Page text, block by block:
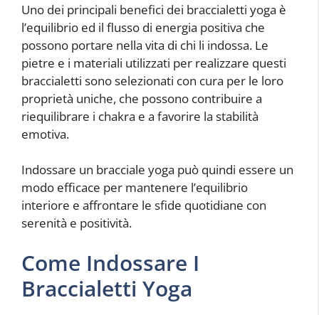
Uno dei principali benefici dei braccialetti yoga è
l’equilibrio ed il flusso di energia positiva che
possono portare nella vita di chi li indossa. Le
pietre e i materiali utilizzati per realizzare questi
braccialetti sono selezionati con cura per le loro
proprietà uniche, che possono contribuire a
riequilibrare i chakra e a favorire la stabilità
emotiva.
Indossare un bracciale yoga può quindi essere un
modo efficace per mantenere l’equilibrio
interiore e affrontare le sfide quotidiane con
serenità e positività.
Come Indossare I
Braccialetti Yoga